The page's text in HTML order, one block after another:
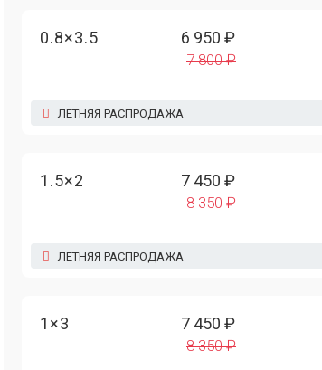
0.8×3.5 6 950 ₽
7 800 ₽
ЛЕТНЯЯ РАСПРОДАЖА
1.5×2 7 450 ₽
8 350 ₽
ЛЕТНЯЯ РАСПРОДАЖА
1×3 7 450 ₽
8 350 ₽